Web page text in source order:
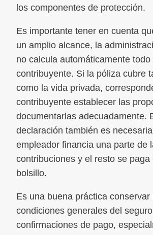
los componentes de protección.
Es importante tener en cuenta
un amplio alcance, la
no calcula automáticamente todo
contribuyente. Si la póliza cubre
como la vida privada,
contribuyente establecer las
documentarlas adecuadamente.
declaración también es
empleador financia una parte de
contribuciones y el resto se paga
bolsillo.
Es una buena práctica conservar
condiciones generales del
confirmaciones de pago,